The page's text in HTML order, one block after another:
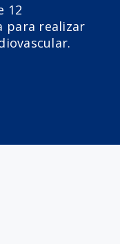
12
para realizar